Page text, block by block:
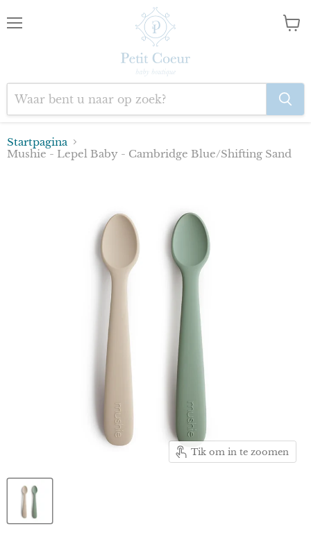
Startpagina
Mushie - Lepel Baby - Cambridge Blue/Shifting Sand
Tik om in te zoomen